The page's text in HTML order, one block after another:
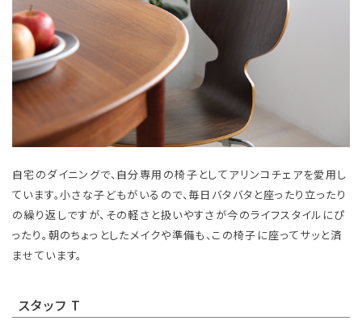
自宅のダイニングで、自分専用の椅子としてアリンコチェアを愛用し
ています。小さな子どもがいるので、毎日バタバタと座ったり立ったり
の繰り返しですが、その軽さと扱いやすさが今のライフスタイルにぴ
ったり。朝のちょっとしたメイクや準備も、この椅子に座ってサッと済
ませています。
スタッフ T